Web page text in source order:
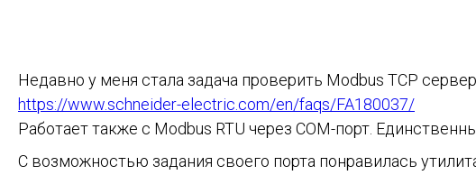
Недавно у меня стала задача проверить Modbus TCP
https://www.schneider-electric.com/en/faqs/FA180037/
Работает также с Modbus RTU через COM-порт.
С возможностью задания своего порта понравилась